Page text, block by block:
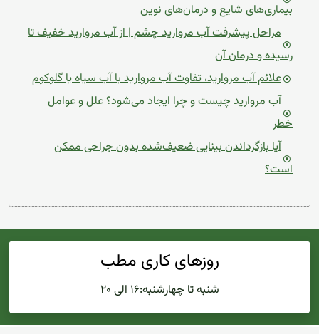
بیماری‌های شایع و درمان‌های نوین
مراحل پیشرفت آب مروارید چشم | از آب مروارید خفیف تا
رسیده و درمان آن
علائم آب مروارید، تفاوت آب مروارید با آب سیاه یا گلوکوم
آب مروارید چیست و چرا ایجاد می‌شود؟ علل و عوامل
خطر
آیا بازگرداندن بینایی ضعیف‌شده بدون جراحی ممکن
است؟
روزهای کاری مطب
شنبه تا چهارشنبه:۱۶ الی ۲۰